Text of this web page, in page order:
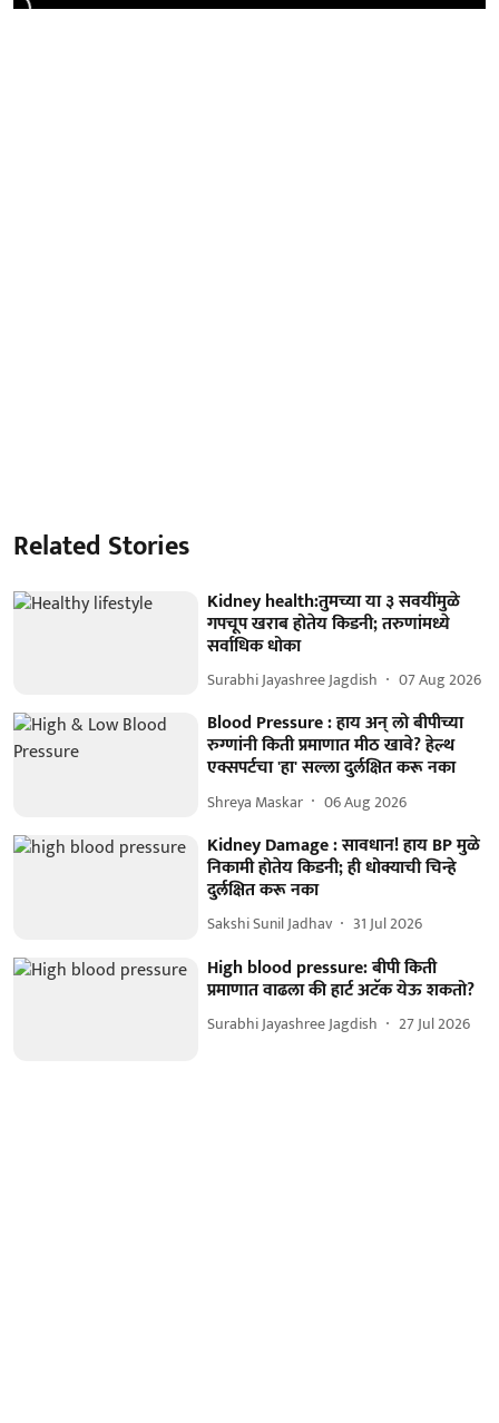
Related Stories
Kidney health:तुमच्या या ३ सवयींमुळे
गपचूप खराब होतेय किडनी; तरुणांमध्ये
सर्वाधिक धोका
Surabhi Jayashree Jagdish 07 Aug 2026
Blood Pressure : हाय अन् लो बीपीच्या
रुग्णांनी किती प्रमाणात मीठ खावे? हेल्थ
एक्सपर्टचा 'हा' सल्ला दुर्लक्षित करू नका
Shreya Maskar 06 Aug 2026
Kidney Damage : सावधान! हाय BP मुळे
निकामी होतेय किडनी; ही धोक्याची चिन्हे
दुर्लक्षित करू नका
Sakshi Sunil Jadhav 31 Jul 2026
High blood pressure: बीपी किती
प्रमाणात वाढला की हार्ट अटॅक येऊ शकतो?
Surabhi Jayashree Jagdish 27 Jul 2026